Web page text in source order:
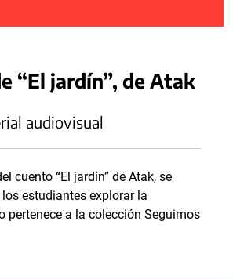
“El jardín”, de Atak
audiovisual
cuento “El jardín” de Atak, se
estudiantes explorar la
pertenece a la colección Seguimos